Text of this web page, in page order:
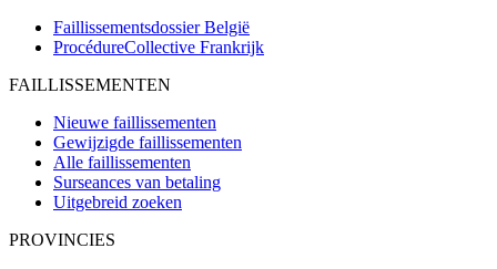
Faillissementsdossier België
ProcédureCollective Frankrijk
FAILLISSEMENTEN
Nieuwe faillissementen
Gewijzigde faillissementen
Alle faillissementen
Surseances van betaling
Uitgebreid zoeken
PROVINCIES